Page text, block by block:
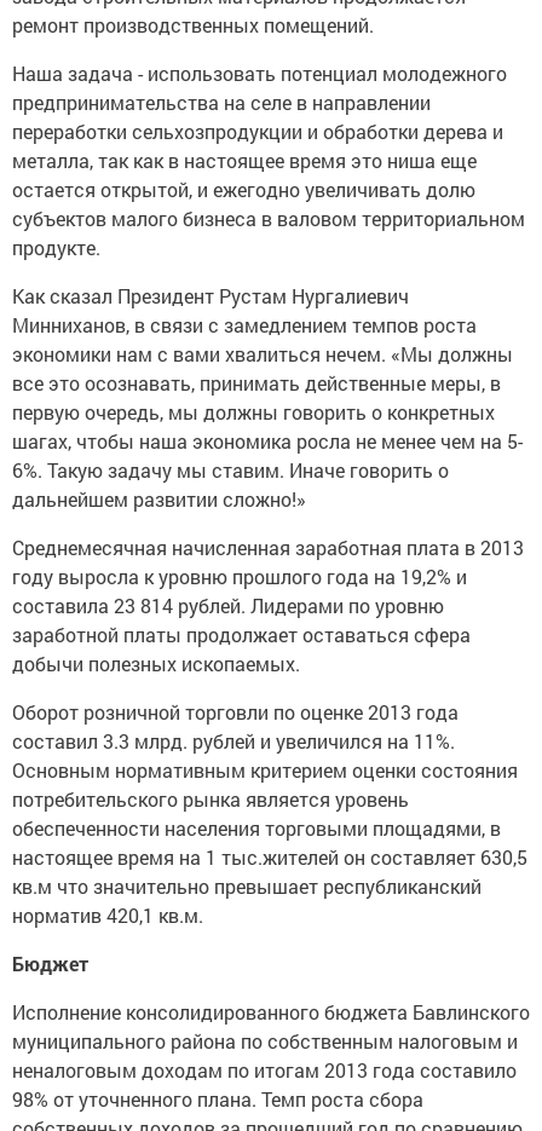
ремонт производственных помещений.
Наша задача - использовать потенциал молодежного
предпринимательства на селе в направлении
переработки сельхозпродукции и обработки дерева и
металла, так как в настоящее время это ниша еще
остается открытой, и ежегодно увеличивать долю
субъектов малого бизнеса в валовом территориальном
продукте.
Как сказал Президент Рустам Нургалиевич
Минниханов, в связи с замедлением темпов роста
экономики нам с вами хвалиться нечем. «Мы должны
все это осознавать, принимать действенные меры, в
первую очередь, мы должны говорить о конкретных
шагах, чтобы наша экономика росла не менее чем на 5-
6%. Такую задачу мы ставим. Иначе говорить о
дальнейшем развитии сложно!»
Среднемесячная начисленная заработная плата в 2013
году выросла к уровню прошлого года на 19,2% и
составила 23 814 рублей. Лидерами по уровню
заработной платы продолжает оставаться сфера
добычи полезных ископаемых.
Оборот розничной торговли по оценке 2013 года
составил 3.3 млрд. рублей и увеличился на 11%.
Основным нормативным критерием оценки состояния
потребительского рынка является уровень
обеспеченности населения торговыми площадями, в
настоящее время на 1 тыс.жителей он составляет 630,5
кв.м что значительно превышает республиканский
норматив 420,1 кв.м.
Бюджет
Исполнение консолидированного бюджета Бавлинского
муниципального района по собственным налоговым и
неналоговым доходам по итогам 2013 года составило
98% от уточненного плана. Темп роста сбора